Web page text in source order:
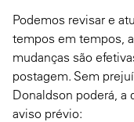
Podemos revisar e
tempos em tempos,
mudanças são
postagem. Sem
Donaldson poderá, a
aviso prévio: